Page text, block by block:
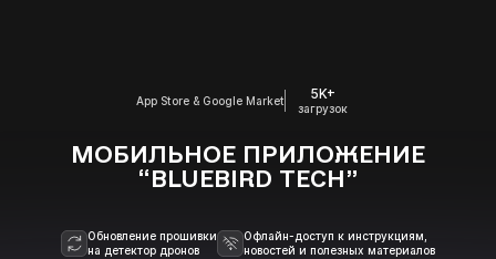
App Store & Google Market 5K+
загрузок
МОБИЛЬНОЕ ПРИЛОЖЕНИЕ
“BLUEBIRD TECH”
Обновление прошивки
на детектор дронов
Офлайн-доступ к инструкциям,
новостей и полезных материалов